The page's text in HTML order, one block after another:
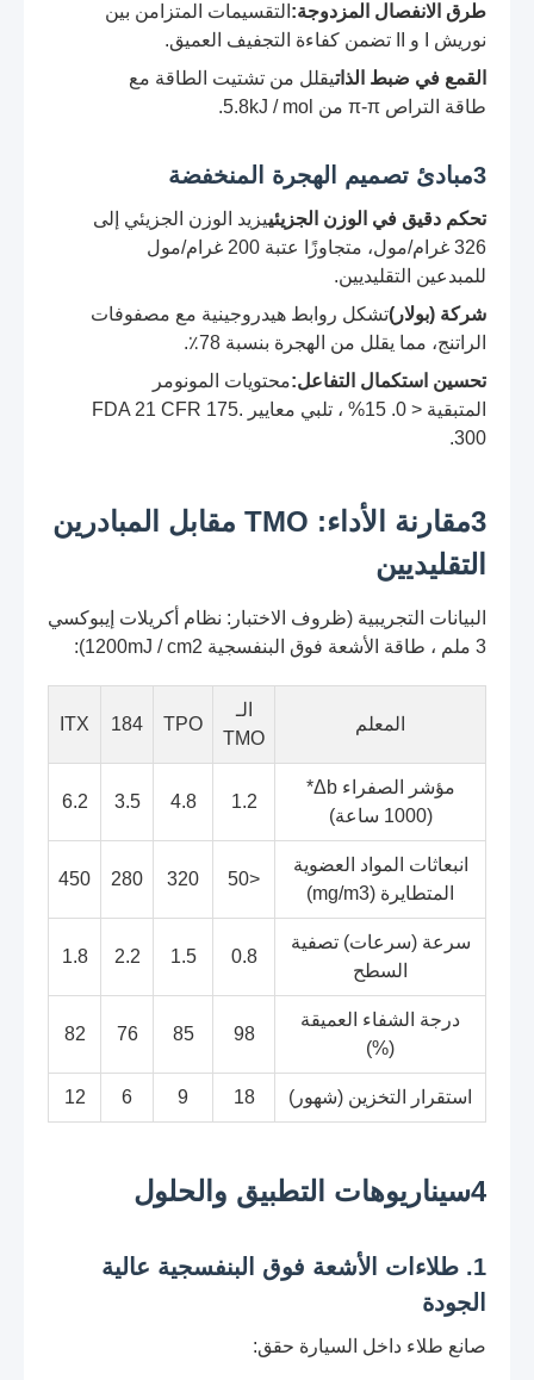
طرق الانفصال المزدوجة: التقسيمات المتزامن بين
نوريش I و II تضمن كفاءة التجفيف العميق.
القمع في ضبط الذاتيقلل من تشتيت الطاقة مع
طاقة التراص π-π من 5.8kJ / mol.
3مبادئ تصميم الهجرة المنخفضة
تحكم دقيق في الوزن الجزيئييزيد الوزن الجزيئي إلى
326 غرام/مول، متجاوزًا عتبة 200 غرام/مول
للمبدعين التقليديين.
شركة (بولار)تشكل روابط هيدروجينية مع مصفوفات
الراتنج، مما يقلل من الهجرة بنسبة 78٪.
تحسين استكمال التفاعل:محتويات المونومر
المتبقية < 0. 15% ، تلبي معايير FDA 21 CFR 175.
300.
3مقارنة الأداء: TMO مقابل المبادرين
التقليديين
البيانات التجريبية (ظروف الاختبار: نظام أكريلات إيبوكسي
3 ملم ، طاقة الأشعة فوق البنفسجية 1200mJ / cm2):
المعلم
الـ
TMO
TPO
184
ITX
مؤشر الصفراء Δb*
(1000 ساعة)
1.2
4.8
3.5
6.2
انبعاثات المواد العضوية
المتطايرة (mg/m3)
<50
320
280
450
سرعة (سرعات) تصفية
السطح
0.8
1.5
2.2
1.8
درجة الشفاء العميقة
(%)
98
85
76
82
استقرار التخزين (شهور) 18
9
6
12
4سيناريوهات التطبيق والحلول
1. طلاءات الأشعة فوق البنفسجية عالية
الجودة
صانع طلاء داخل السيارة حقق: